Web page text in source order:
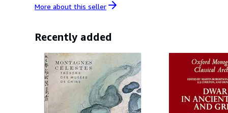
More about this seller
Recently added